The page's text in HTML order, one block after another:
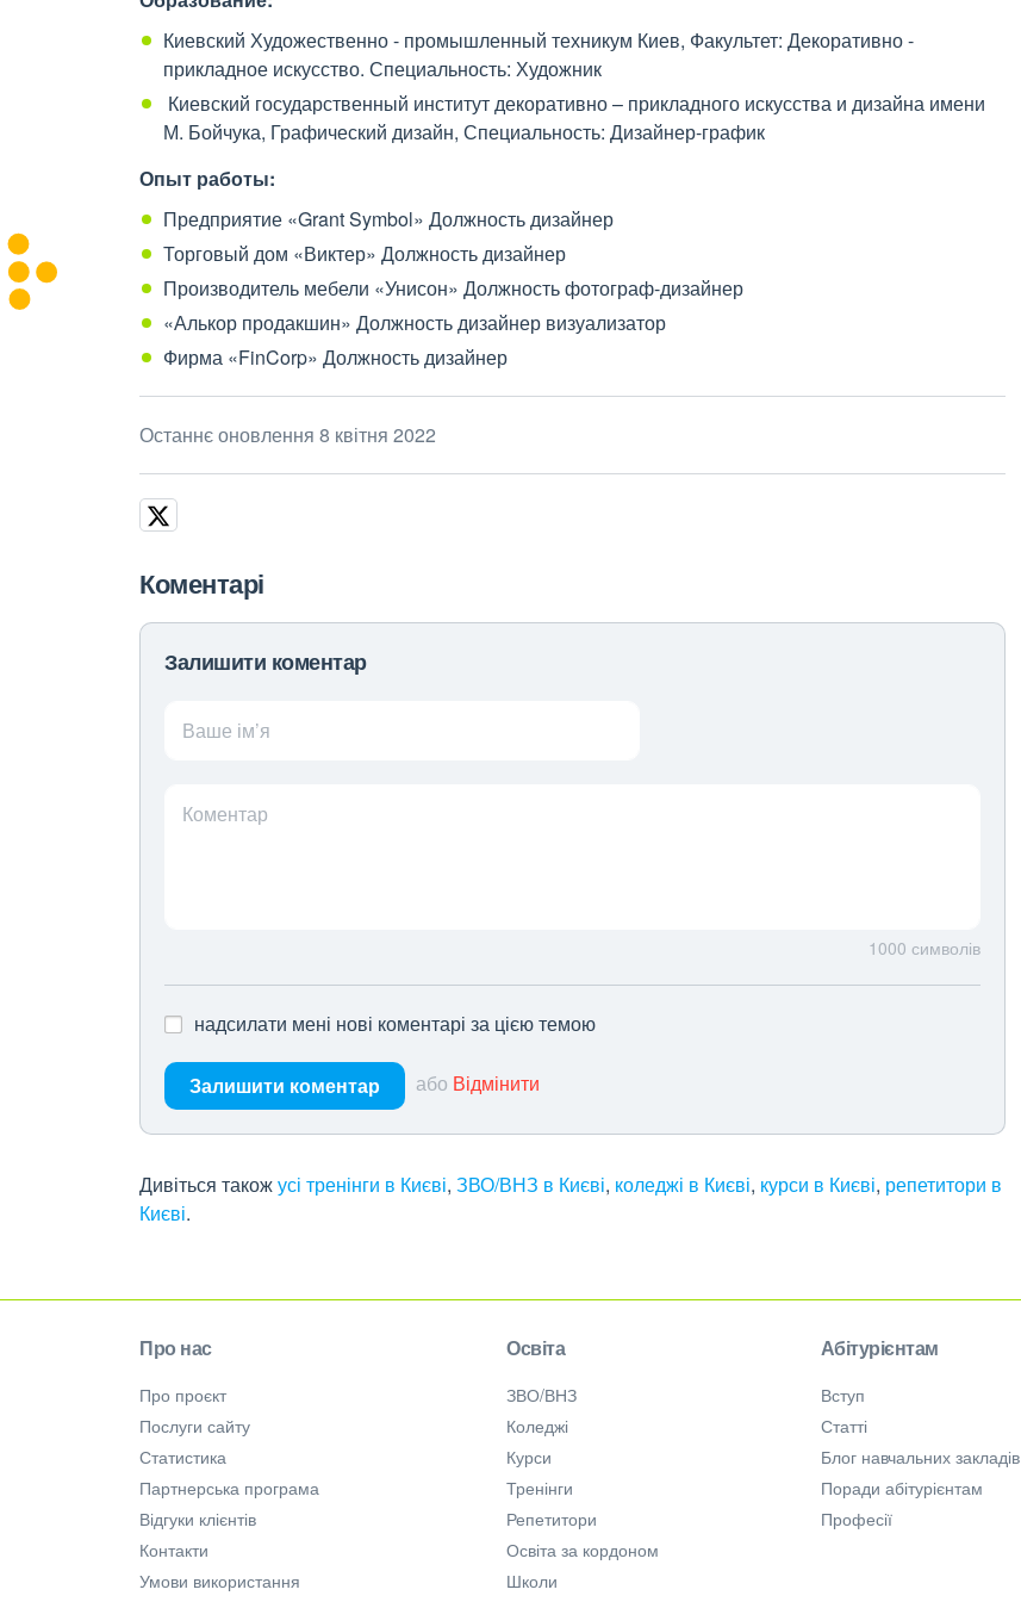
Киевский Художественно - промышленный техникум Киев, Факультет: Декоративно -
прикладное искусство. Специальность: Художник
Киевский государственный институт декоративно – прикладного искусства и дизайна имени
М. Бойчука, Графический дизайн, Специальность: Дизайнер-график
Опыт работы:
Предприятие «Grant Symbol» Должность дизайнер
Торговый дом «Виктер» Должность дизайнер
Производитель мебели «Унисон» Должность фотограф-дизайнер
«Алькор продакшин» Должность дизайнер визуализатор
Фирма «FinCorp» Должность дизайнер
Останнє оновлення 8 квітня 2022
Коментарі
Залишити коментар
Ваше ім’я
Коментар
1000 символів
надсилати мені нові коментарі за цією темою
Залишити коментар або Відмінити
Дивіться такожусі тренінги в Києві, ЗВО/ВНЗ в Києві, коледжі в Києві, курси в Києві, репетитори в
Києві.
Про нас
Про проєкт
Послуги сайту
Статистика
Партнерська програма
Відгуки клієнтів
Контакти
Умови використання
Освіта
ЗВО/ВНЗ
Коледжі
Курси
Тренінги
Репетитори
Освіта за кордоном
Школи
Абітурієнтам
Вступ
Статті
Блог навчальних закладів
Поради абітурієнтам
Професії